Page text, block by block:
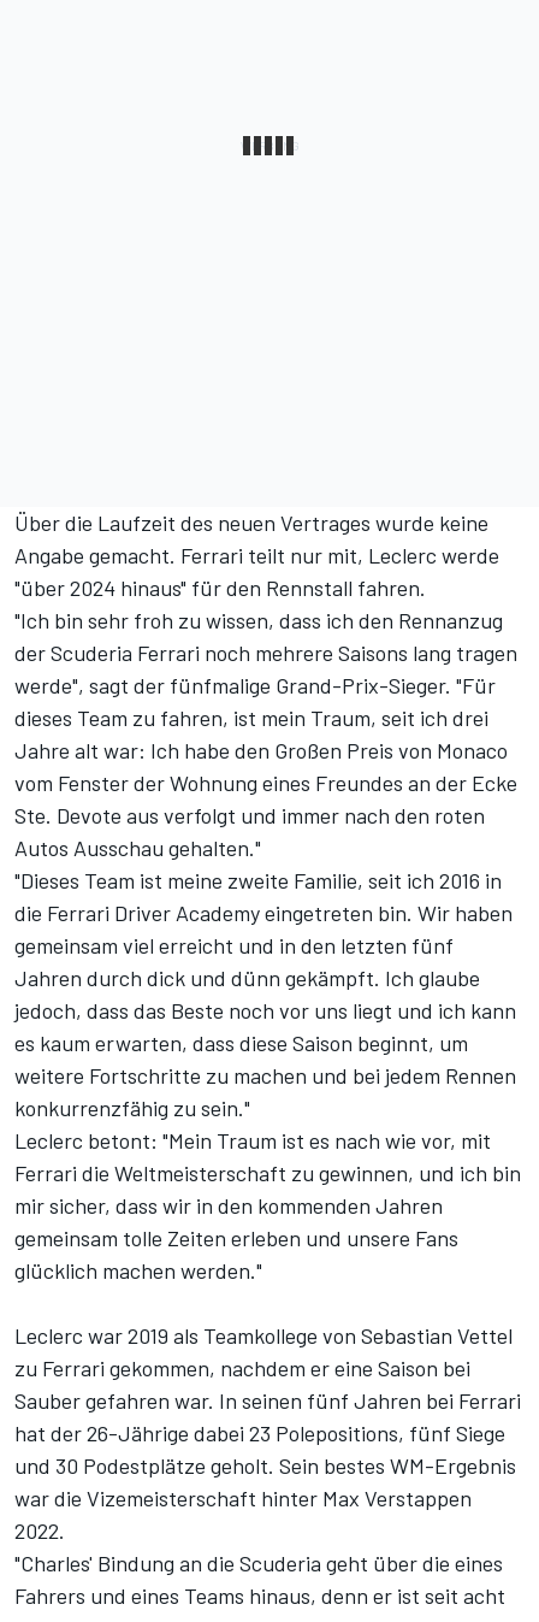
Über die Laufzeit des neuen Vertrages wurde keine
Angabe gemacht. Ferrari teilt nur mit, Leclerc werde
"über 2024 hinaus" für den Rennstall fahren.
"Ich bin sehr froh zu wissen, dass ich den Rennanzug
der Scuderia Ferrari noch mehrere Saisons lang tragen
werde", sagt der fünfmalige Grand-Prix-Sieger. "Für
dieses Team zu fahren, ist mein Traum, seit ich drei
Jahre alt war: Ich habe den Großen Preis von Monaco
vom Fenster der Wohnung eines Freundes an der Ecke
Ste. Devote aus verfolgt und immer nach den roten
Autos Ausschau gehalten."
"Dieses Team ist meine zweite Familie, seit ich 2016 in
die Ferrari Driver Academy eingetreten bin. Wir haben
gemeinsam viel erreicht und in den letzten fünf
Jahren durch dick und dünn gekämpft. Ich glaube
jedoch, dass das Beste noch vor uns liegt und ich kann
es kaum erwarten, dass diese Saison beginnt, um
weitere Fortschritte zu machen und bei jedem Rennen
konkurrenzfähig zu sein."
Leclerc betont: "Mein Traum ist es nach wie vor, mit
Ferrari die Weltmeisterschaft zu gewinnen, und ich bin
mir sicher, dass wir in den kommenden Jahren
gemeinsam tolle Zeiten erleben und unsere Fans
glücklich machen werden."
Leclerc war 2019 als Teamkollege von Sebastian Vettel
zu Ferrari gekommen, nachdem er eine Saison bei
Sauber gefahren war. In seinen fünf Jahren bei Ferrari
hat der 26-Jährige dabei 23 Polepositions, fünf Siege
und 30 Podestplätze geholt. Sein bestes WM-Ergebnis
war die Vizemeisterschaft hinter Max Verstappen
2022.
"Charles' Bindung an die Scuderia geht über die eines
Fahrers und eines Teams hinaus, denn er ist seit acht